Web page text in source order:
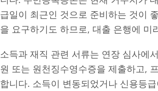
급일이 최근인 것으로 준비하는 것이
을 요구하기도 하므로, 대출 은행에
소득과 재직 관련 서류는 연장 심사에
원 또는 원천징수영수증을 제출하고,
합니다. 소득이 변동되었거나 신용등